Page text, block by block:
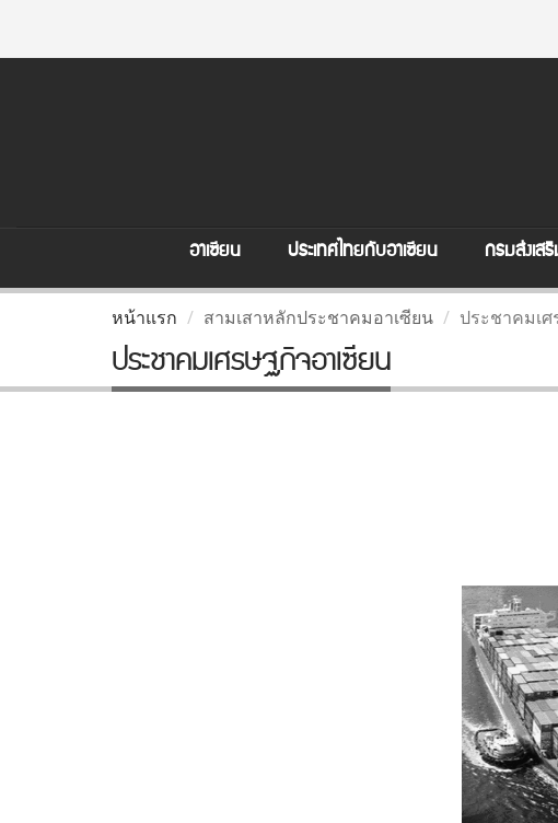
อาเซียน ประเทศไทยกับอาเซียน กรมส่งเส
หน้าแรก สามเสาหลักประชาคมอาเซียน ประชาคมเ
ประชาคมเศรษฐกิจอาเซียน